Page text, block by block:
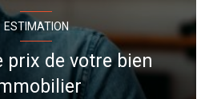
ESTIMATION
prix de votre bien